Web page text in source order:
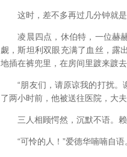
这时，差不多再过几分钟就是
凌晨四点，休伯特，一位赫赫
觑，斯坦利双眼充满了血丝，露
地插在裤兜里，在房间里踱来踱去
“朋友们，请原谅我的打扰。
了两小时前，他被送往医院，大
三人相顾愕然，沉默不语。赖
“可怜的人！”爱德华喃喃自语